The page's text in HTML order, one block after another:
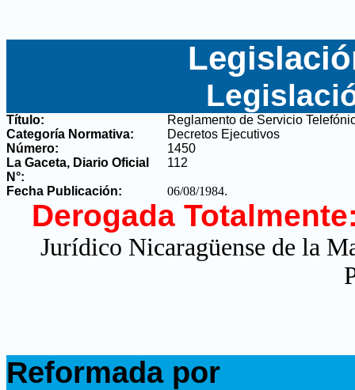
Título:
Reglamento de Servicio
Categoría Normativa:
Decretos Ejecutivos
Número:
1450
La Gaceta, Diario Oficial
N°:
112
Fecha Publicación: 06/08/1984.
Derogada
Jurídico Nicaragüense de la
Reformada por